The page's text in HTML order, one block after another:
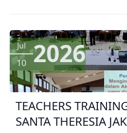
Jul
10 2026
TEACHERS
SANTA THERESIA